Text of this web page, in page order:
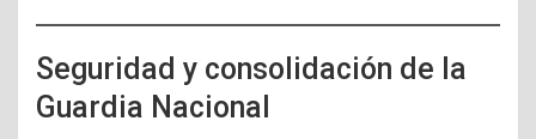
Seguridad y consolidación de la
Guardia Nacional